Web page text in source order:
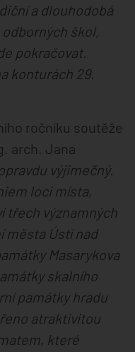
a dlouhodobá
škol,
pokračovat.
konturách 29.
ročníku soutěže
arch. Jana
výjimečný.
loci místa,
třech významných
města Ústí nad
Masarykova
skalního
památky hradu
atraktivitou
které